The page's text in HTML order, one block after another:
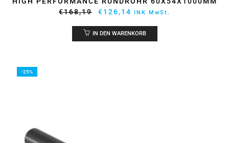
€168,19
Ursprünglicher
war:
€126,14 Aktueller
ist:
INK MwSt.
IN DEN WARENKORB
-25%